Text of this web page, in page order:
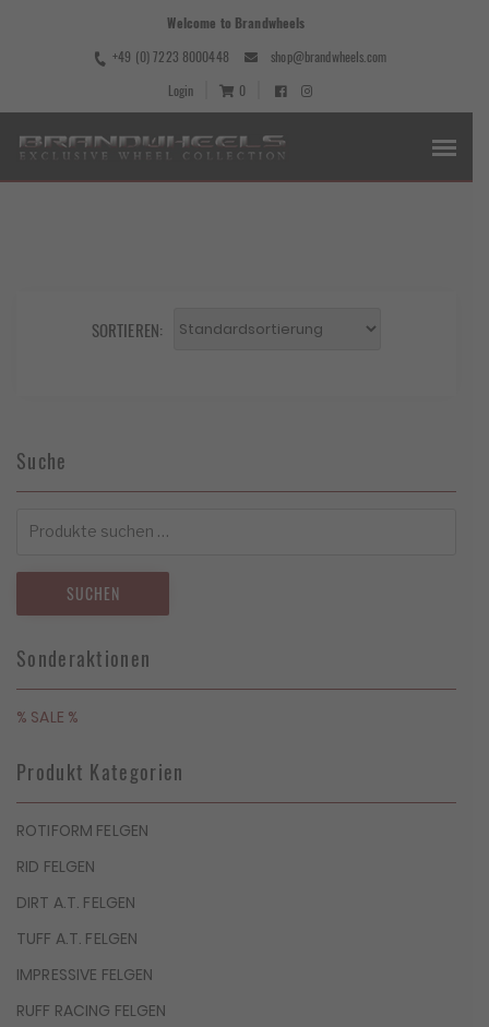
Welcome to Brandwheels
+49 (0) 7223 8000448
shop@brandwheels.com
Login
0
SORTIEREN:
Suche
nach:
SUCHEN
Sonderaktionen
% SALE %
Produkt Kategorien
ROTIFORM FELGEN
RID FELGEN
DIRT A.T. FELGEN
TUFF A.T. FELGEN
IMPRESSIVE FELGEN
RUFF RACING FELGEN